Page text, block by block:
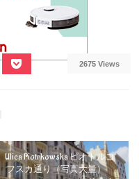
2675 Views
Ulica Piotrkowska ピオトルコ
フスカ通り（写真大量）